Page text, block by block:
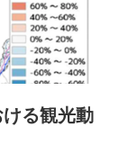
ける観光動